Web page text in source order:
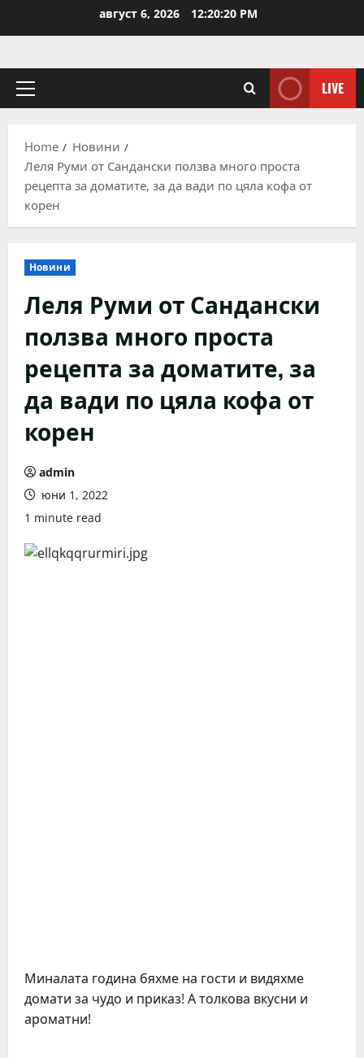
август 6, 2026 12:20:21 PM
Primary
LIVE
Home
Новини
Леля Руми от Сандански ползва много проста
рецепта за доматите, за да вади по цяла кофа от
корен
Новини
Леля Руми от Сандански
ползва много проста
рецепта за доматите, за
да вади по цяла кофа от
корен
admin
юни 1, 2022
1 minute read
Миналата година бяхме на гости и видяхме
домати за чудо и приказ! А толкова вкусни и
ароматни!